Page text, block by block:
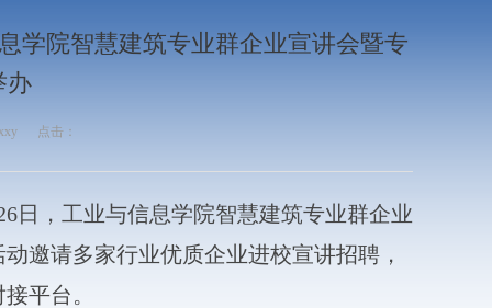
院智慧建筑专业群企业宣讲会暨专
办
点击：
，工业与信息学院智慧建筑专业群企业
邀请多家行业优质企业进校宣讲招聘，
平台。